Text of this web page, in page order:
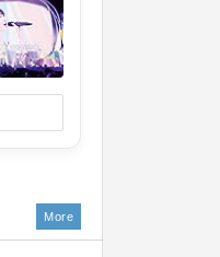
More